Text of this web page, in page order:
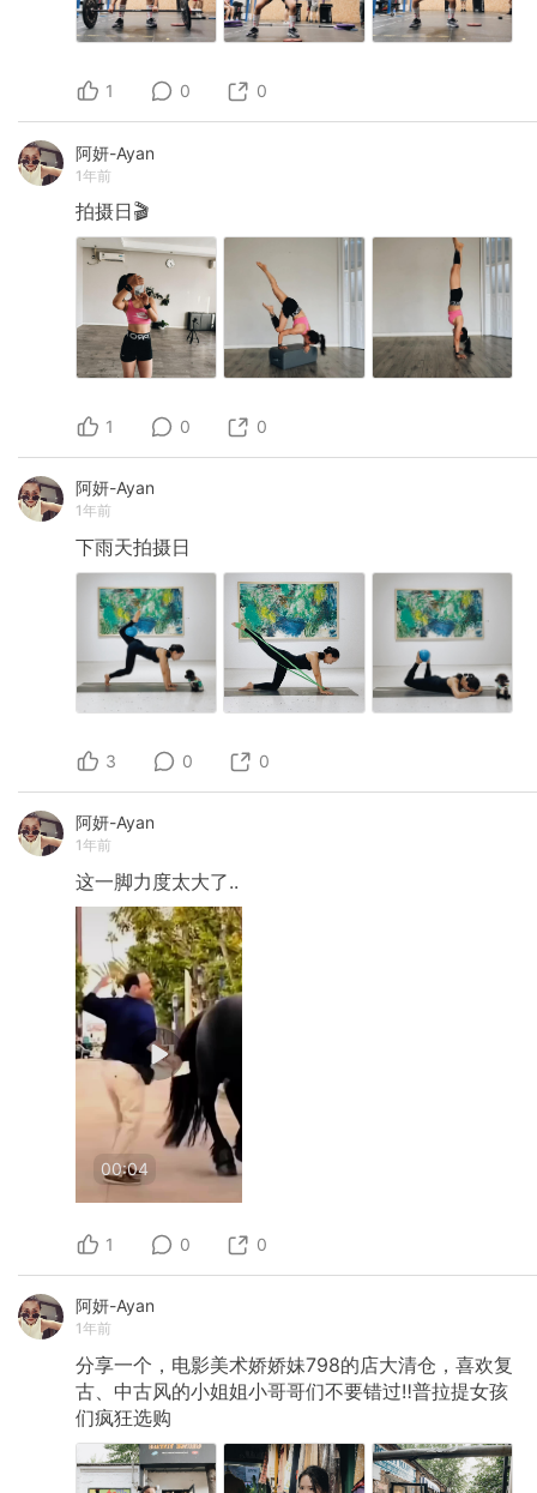
1 0 0
阿妍-Ayan
1年前
拍摄日🎬
1 0 0
阿妍-Ayan
1年前
下雨天拍摄日
3 0 0
阿妍-Ayan
1年前
这一脚力度太大了..
00:04
1 0 0
阿妍-Ayan
1年前
分享一个，电影美术娇娇妹798的店大清仓，喜欢复
古、中古风的小姐姐小哥哥们不要错过‼️普拉提女孩
们疯狂选购